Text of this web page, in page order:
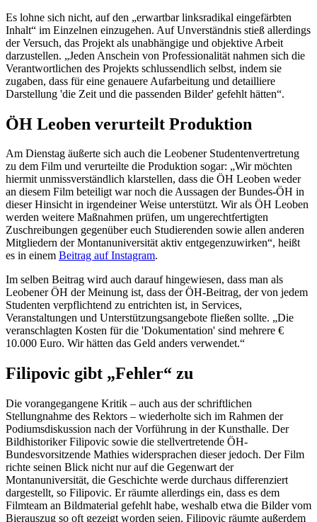
Es lohne sich nicht, auf den „erwartbar linksradikal eingefärbten
Inhalt“ im Einzelnen einzugehen. Auf Unverständnis stieß allerdings
der Versuch, das Projekt als unabhängige und objektive Arbeit
darzustellen. „Jeden Anschein von Professionalität nahmen sich die
Verantwortlichen des Projekts schlussendlich selbst, indem sie
zugaben, dass für eine genauere Aufarbeitung und detailliere
Darstellung 'die Zeit und die passenden Bilder' gefehlt hätten“.
ÖH Leoben verurteilt Produktion
Am Dienstag äußerte sich auch die Leobener Studentenvertretung
zu dem Film und verurteilte die Produktion sogar: „Wir möchten
hiermit unmissverständlich klarstellen, dass die ÖH Leoben weder
an diesem Film beteiligt war noch die Aussagen der Bundes-ÖH in
dieser Hinsicht in irgendeiner Weise unterstützt. Wir als ÖH Leoben
werden weitere Maßnahmen prüfen, um ungerechtfertigten
Zuschreibungen gegenüber euch Studierenden sowie allen anderen
Mitgliedern der Montanuniversität aktiv entgegenzuwirken“, heißt
es in einem Beitrag auf Instagram.
Im selben Beitrag wird auch darauf hingewiesen, dass man als
Leobener ÖH der Meinung ist, dass der ÖH-Beitrag, der von jedem
Studenten verpflichtend zu entrichten ist, in Services,
Veranstaltungen und Unterstützungsangebote fließen sollte. „Die
veranschlagten Kosten für die 'Dokumentation' sind mehrere €
10.000 Euro. Wir hätten das Geld anders verwendet.“
Filipovic gibt „Fehler“ zu
Die vorangegangene Kritik – auch aus der schriftlichen
Stellungnahme des Rektors – wiederholte sich im Rahmen der
Podiumsdiskussion nach der Vorführung in der Kunsthalle. Der
Bildhistoriker Filipovic sowie die stellvertretende ÖH-
Bundesvorsitzende Mathies widersprachen dieser jedoch. Der Film
richte seinen Blick nicht nur auf die Gegenwart der
Montanuniversität, die Geschichte werde durchaus differenziert
dargestellt, so Filipovic. Er räumte allerdings ein, dass es dem
Filmteam an Bildmaterial gefehlt habe, weshalb etwa die Bilder vom
Bierauszug so oft gezeigt worden seien. Filipovic räumte außerdem